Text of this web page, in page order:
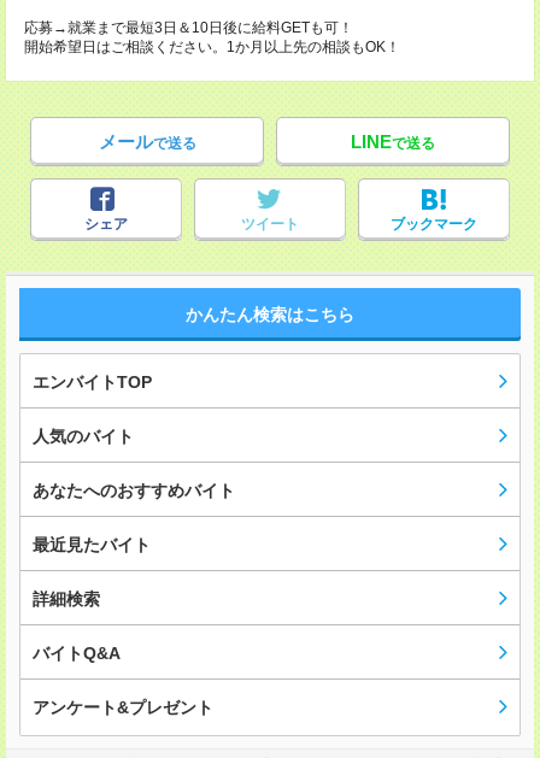
応募→就業まで最短3日＆10日後に給料GETも可！
開始希望日はご相談ください。1か月以上先の相談もOK！
メールで送る LINEで送る
シェア ツイート ブックマーク
かんたん検索はこちら
エンバイトTOP
人気のバイト
あなたへのおすすめバイト
最近見たバイト
詳細検索
バイトQ&A
アンケート&プレゼント